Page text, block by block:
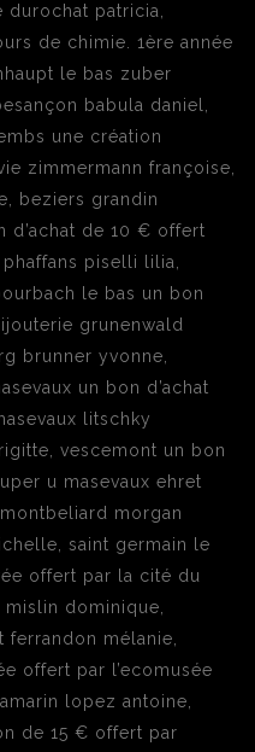
patricia,
de chimie. 1ère année
le bas zuber
babula daniel,
une création
zimmermann françoise,
beziers grandin
d’achat de 10 € offert
piselli lilia,
le bas un bon
grunenwald
brunner yvonne,
un bon d’achat
litschky
vescemont un bon
u masevaux ehret
morgan
saint germain le
offert par la cité du
dominique,
mélanie,
offert par l’ecomusée
lopez antoine,
de 15 € offert par